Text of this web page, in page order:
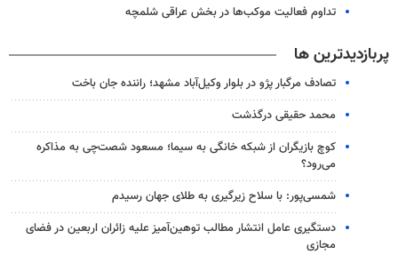
تداوم فعالیت موکب‌ها در بخش عراقی شلمچه
پربازدیدترین ها
تصادف مرگبار پژو در بلوار وکیل‌آباد مشهد؛ راننده جان باخت
محمد حقیقی درگذشت
کوچ بازیگران از شبکه خانگی به سیما؛ مسعود شصت‌چی به مذاکره
می‌رود؟
شمسی‌پور: با سلاح زیرگیری به طلای جهان رسیدم
دستگیری عامل انتشار مطالب توهین‌آمیز علیه زائران اربعین در فضای
مجازی